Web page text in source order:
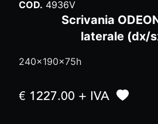
COD. 4936V
Scrivania
laterale (dx/
240x190x75h
€ 1227.00 + IVA